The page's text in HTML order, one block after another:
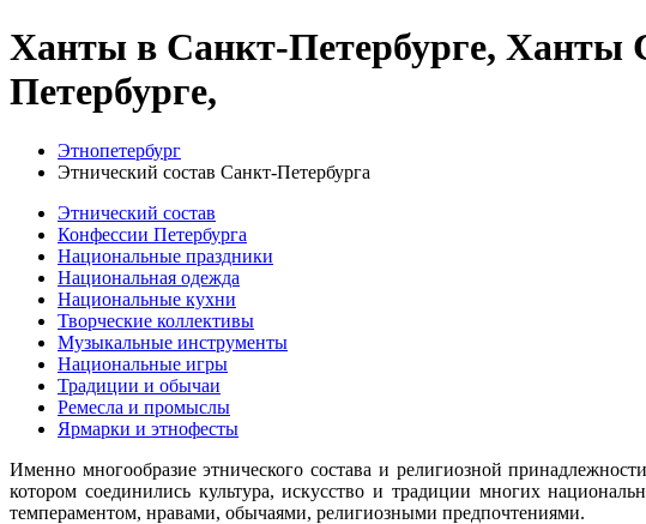
Ханты в Санкт-Петербурге, Ханты
Петербурге,
Этнопетербург
Этнический состав Санкт-Петербурга
Этнический состав
Конфессии Петербурга
Национальные праздники
Национальная одежда
Национальные кухни
Творческие коллективы
Музыкальные инструменты
Национальные игры
Традиции и обычаи
Ремесла и промыслы
Ярмарки и этнофесты
Именно многообразие этнического состава и религиозной
котором соединились культура, искусство и традиции многих
темпераментом, нравами, обычаями, религиозными предпочтениями.